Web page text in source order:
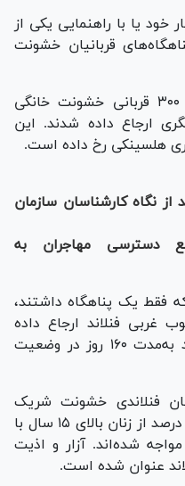
خود یا با راهنمایی یکی از
قربانیان خشونت
در همین حال، بیش از هزار و ۳۰۰ قربانی خشونت خانگی
ارجاع داده شدند. این
هلسینکی رخ داده است.
نگاه کارشناسان سازمان
دسترسی مهاجران به
فقط یک پناهگاه داشتند،
غربی فنلاند ارجاع داده
شوند. پناهگاه جنوب غربی فنلاند به‌مدت ۱۶۰ روز در وضعیت
۳۴ درصد از زنان فنلاندی خشونت شریک
زندگی خود را تجربه کرده‌اند و ۳۴ درصد از زنان بالای ۱۵ سال با
شده‌اند. آزار و اذیت
عنوان شده است.